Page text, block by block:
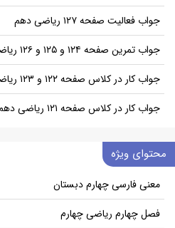
جواب فعالیت صفحه ۱۲۷ ریاضی دهم
جواب تمرین صفحه ۱۲۴ و ۱۲۵ و ۱۲۶ ریاضی دهم
جواب کار در کلاس صفحه ۱۲۲ و ۱۲۳ ریاضی دهم
جواب کار در کلاس صفحه ۱۲۱ ریاضی دهم
محتوای ویژه
معنی فارسی چهارم دبستان
فصل چهارم ریاضی چهارم